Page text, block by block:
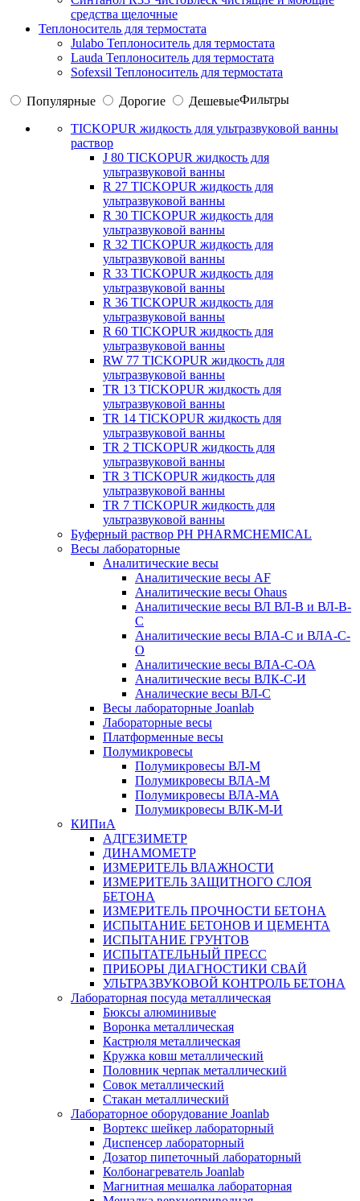
средства щелочные
Теплоноситель для термостата
Julabo Теплоноситель для термостата
Lauda Теплоноситель для термостата
Sofexsil Теплоноситель для термостата
Популярные Дорогие ДешевыеФильтры
TICKOPUR жидкость для ультразвуковой ванны
раствор
J 80 TICKOPUR жидкость для
ультразвуковой ванны
R 27 TICKOPUR жидкость для
ультразвуковой ванны
R 30 TICKOPUR жидкость для
ультразвуковой ванны
R 32 TICKOPUR жидкость для
ультразвуковой ванны
R 33 TICKOPUR жидкость для
ультразвуковой ванны
R 36 TICKOPUR жидкость для
ультразвуковой ванны
R 60 TICKOPUR жидкость для
ультразвуковой ванны
RW 77 TICKOPUR жидкость для
ультразвуковой ванны
TR 13 TICKOPUR жидкость для
ультразвуковой ванны
TR 14 TICKOPUR жидкость для
ультразвуковой ванны
TR 2 TICKOPUR жидкость для
ультразвуковой ванны
TR 3 TICKOPUR жидкость для
ультразвуковой ванны
TR 7 TICKOPUR жидкость для
ультразвуковой ванны
Буферный раствор PH PHARMCHEMICAL
Весы лабораторные
Аналитические весы
Аналитические весы AF
Аналитические весы Ohaus
Аналитические весы ВЛ ВЛ-В и ВЛ-В-
С
Аналитические весы ВЛА-С и ВЛА-С-
О
Аналитические весы ВЛА-С-ОА
Аналитические весы ВЛК-С-И
Аналические весы ВЛ-С
Весы лабораторные Joanlab
Лабораторные весы
Платформенные весы
Полумикровесы
Полумикровесы ВЛ-М
Полумикровесы ВЛА-М
Полумикровесы ВЛА-МА
Полумикровесы ВЛК-М-И
КИПиА
АДГЕЗИМЕТР
ДИНАМОМЕТР
ИЗМЕРИТЕЛЬ ВЛАЖНОСТИ
ИЗМЕРИТЕЛЬ ЗАЩИТНОГО СЛОЯ
БЕТОНА
ИЗМЕРИТЕЛЬ ПРОЧНОСТИ БЕТОНА
ИСПЫТАНИЕ БЕТОНОВ И ЦЕМЕНТА
ИСПЫТАНИЕ ГРУНТОВ
ИСПЫТАТЕЛЬНЫЙ ПРЕСС
ПРИБОРЫ ДИАГНОСТИКИ СВАЙ
УЛЬТРАЗВУКОВОЙ КОНТРОЛЬ БЕТОНА
Лабораторная посуда металлическая
Бюксы алюминивые
Воронка металлическая
Кастрюля металлическая
Кружка ковш металлический
Половник черпак металлический
Совок металлический
Стакан металлический
Лабораторное оборудование Joanlab
Вортекс шейкер лабораторный
Диспенсер лабораторный
Дозатор пипеточный лабораторный
Колбонагреватель Joanlab
Магнитная мешалка лабораторная